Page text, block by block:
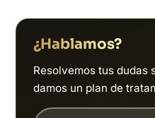
¿Hablamos?
Resolvemos tus dudas
damos un plan de